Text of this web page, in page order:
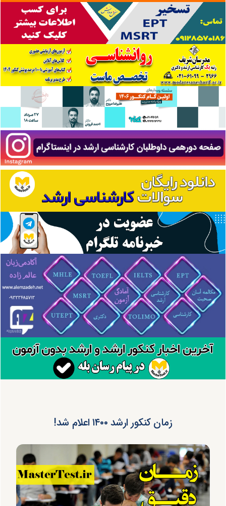
زمان کنکور ارشد ۱۴۰۰ اعلام شد!